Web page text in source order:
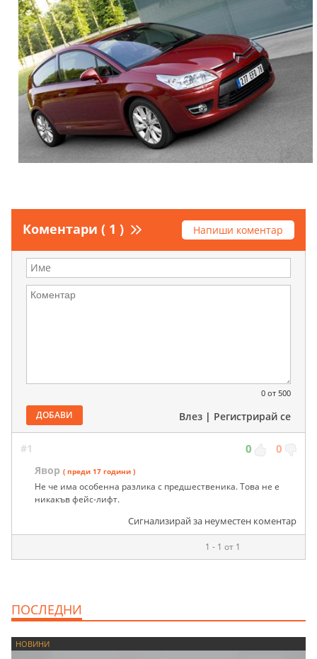
Коментари ( 1 ) Напиши коментар
0 от 500
ДОБАВИ Влез | Регистрирай се
#1 0 0
Явор ( преди 17 години )
Не че има особенна разлика с предшественика. Това не е
никакъв фейс-лифт.
Сигнализирай за неуместен коментар
1 - 1 от 1
ПОСЛЕДНИ
НОВИНИ